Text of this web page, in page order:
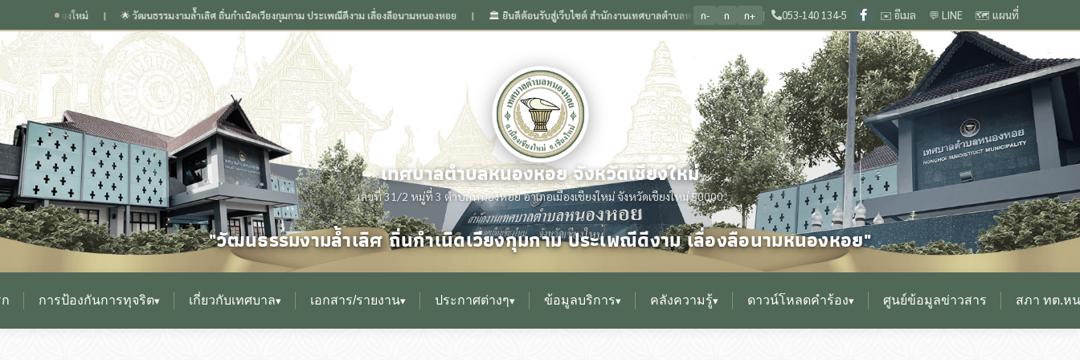
❙ 🌟 วัฒนธรรมงามล้ำเลิศ ถิ่นกำเนิดเวียงกุมกาม ประเพณีดีงาม เลื่องลือนามหนองหอย ❙ 🏛️ ยินดีต้อนรับสู่เว็บไซต์ สำนักงานเทศบาลตำบลหนองหอย จังหวัดเชียงใหม่ ❙ 🌟 วัฒนธรรมงามล้ำเลิศ ถิ่นกำเนิดเวียงกุมกาม ประเพณีดีงาม เลื่องลือนามห
ก- ก ก+ | 053-140 134-5 ✉️ อีเมล 💬 LINE 🗺️ แผนที่
เทศบาลตำบลหนองหอย จังหวัดเชียงใหม่
เลขที่ 31/2 หมู่ที่ 3 ตำบลหนองหอย อำเภอเมืองเชียงใหม่ จังหวัดเชียงใหม่ 50000
"วัฒนธรรมงามล้ำเลิศ ถิ่นกำเนิดเวียงกุมกาม ประเพณีดีงาม เลื่องลือนามหนองหอย"
การป้องกันการทุจริต▾ เกี่ยวกับเทศบาล▾ เอกสาร/รายงาน▾ ประกาศต่างๆ▾ ข้อมูลบริการ▾ คลังความรู้▾ ดาวน์โหลดคำร้อง▾ ศูนย์ข้อมูลข่าวสาร สภา ทต.ห